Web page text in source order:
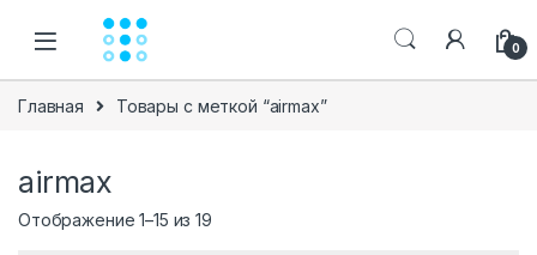
0
Главная Товары с меткой “airmax”
airmax
Отображение 1–15 из 19